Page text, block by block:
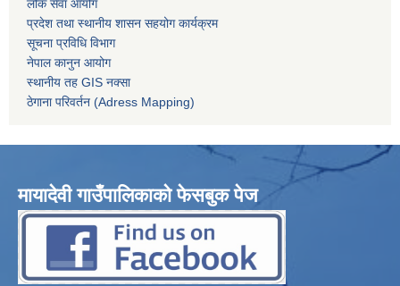
लोक सेवा आयोग
प्रदेश तथा स्थानीय शासन सहयोग कार्यक्रम
सूचना प्रविधि विभाग
नेपाल कानुन आयोग
स्थानीय तह GIS नक्सा
ठेगाना परिवर्तन (Adress Mapping)
मायादेवी गाउँपालिकाको फेसबुक पेज